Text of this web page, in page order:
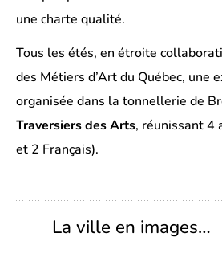
une charte qualité.
Tous les étés, en étroite
des Métiers d’Art du Québec, une
organisée dans la tonnellerie de
Traversiers des Arts, réunissant 4
et 2 Français).
La ville en images…